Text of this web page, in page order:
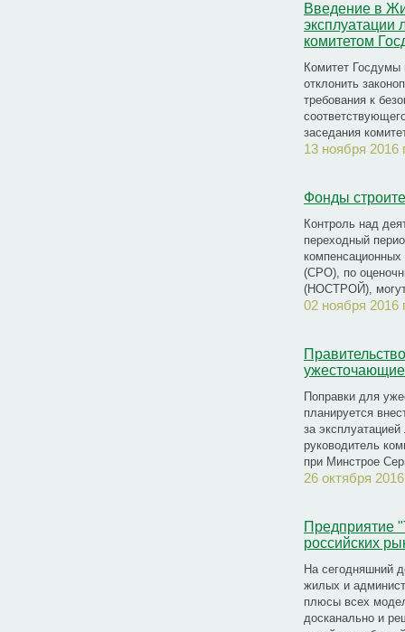
Введение в
комитетом
Комитет
отклонить
требования к
заседания
13 ноября 2016
Фонды
Контроль над
переходный
(СРО), по
(НОСТРОЙ), могут
02 ноября 2016
ужесточающие
Поправки для
планируется
за
руководитель
при Минстрое
26 октября
Предприятие
российских
На сегодняшний
жилых и
плюсы всех
досканально и